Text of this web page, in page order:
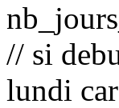
// si
lundi